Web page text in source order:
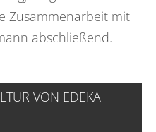
Zusammenarbeit mit
abschließend.
VON EDEKA